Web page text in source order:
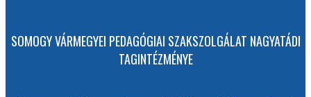
SOMOGY VÁRMEGYEI PEDAGÓGIAI SZAKSZOLGÁLAT NAGYATÁDI
TAGINTÉZMÉNYE